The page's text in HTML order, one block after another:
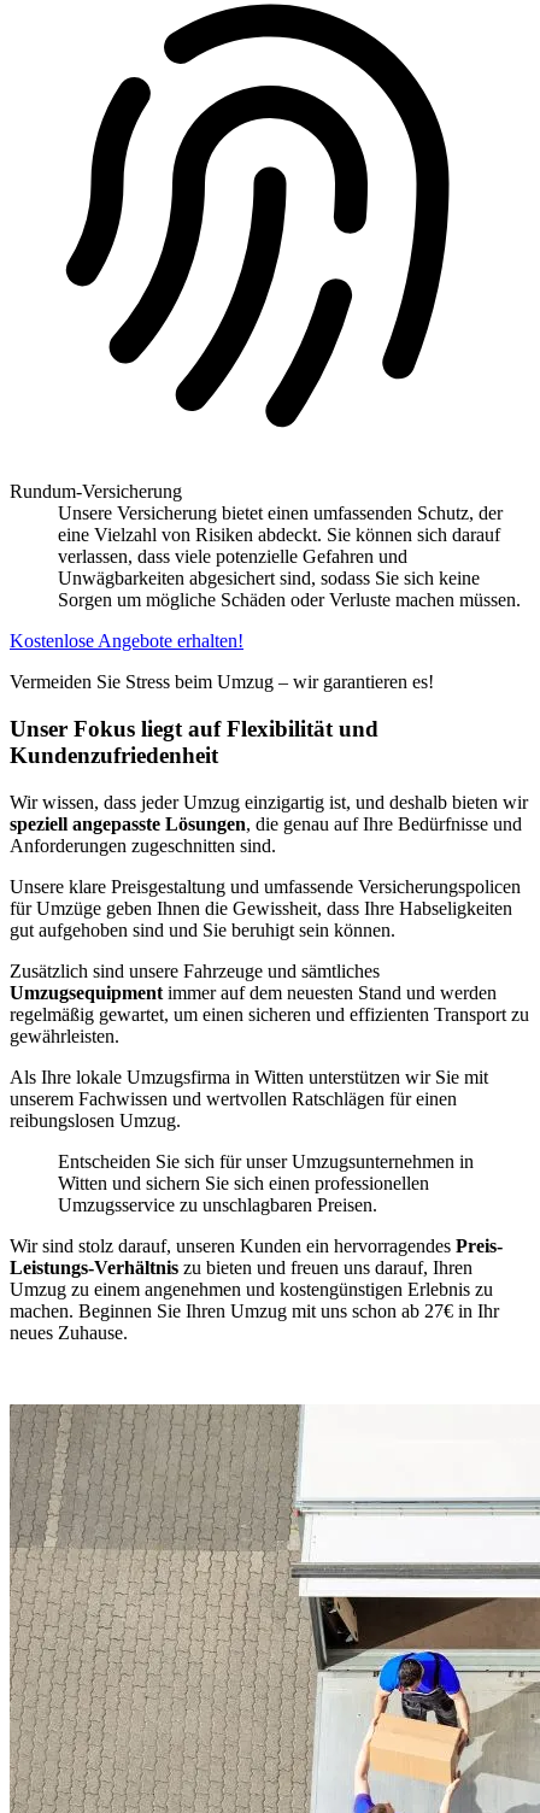
Rundum-Versicherung
Unsere Versicherung bietet einen umfassenden Schutz, der
eine Vielzahl von Risiken abdeckt. Sie können sich darauf
verlassen, dass viele potenzielle Gefahren und
Unwägbarkeiten abgesichert sind, sodass Sie sich keine
Sorgen um mögliche Schäden oder Verluste machen müssen.
Kostenlose Angebote erhalten!
Vermeiden Sie Stress beim Umzug – wir garantieren es!
Unser Fokus liegt auf Flexibilität und
Kundenzufriedenheit
Wir wissen, dass jeder Umzug einzigartig ist, und deshalb bieten wir
speziell angepasste Lösungen, die genau auf Ihre Bedürfnisse und
Anforderungen zugeschnitten sind.
Unsere klare Preisgestaltung und umfassende Versicherungspolicen
für Umzüge geben Ihnen die Gewissheit, dass Ihre Habseligkeiten
gut aufgehoben sind und Sie beruhigt sein können.
Zusätzlich sind unsere Fahrzeuge und sämtliches
Umzugsequipment immer auf dem neuesten Stand und werden
regelmäßig gewartet, um einen sicheren und effizienten Transport zu
gewährleisten.
Als Ihre lokale Umzugsfirma in Witten unterstützen wir Sie mit
unserem Fachwissen und wertvollen Ratschlägen für einen
reibungslosen Umzug.
Entscheiden Sie sich für unser Umzugsunternehmen in
Witten und sichern Sie sich einen professionellen
Umzugsservice zu unschlagbaren Preisen.
Wir sind stolz darauf, unseren Kunden ein hervorragendes Preis-
Leistungs-Verhältnis zu bieten und freuen uns darauf, Ihren
Umzug zu einem angenehmen und kostengünstigen Erlebnis zu
machen. Beginnen Sie Ihren Umzug mit uns schon ab 27€ in Ihr
neues Zuhause.